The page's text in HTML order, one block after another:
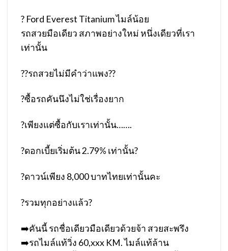
? Ford Everest Titanium ไมล์น้อย
รถสวยมือเดียว สภาพอย่างใหม่ หนึ่งเดียวที่เรา
เท่านั้น
??รถสวยไม่มีคำว่าแพง??
?ซื้อรถคันนึงไม่ใช่เรื่องยาก
?เพียงแต่ซื้อกับเราเท่านั้น…….
?ดอกเบี้ยเริ่มต้น 2.79% เท่านั้น?
?ดาวน์เพียง 8,000 บาทไทยเท่านั้นคะ
?️รวมทุกอย่างแล้ว?️
➡️คันนี้ รถชื่อเดียวมือเดียวด้วยจ้า สวยสะพรึง
➡️รถไมล์แท้วิ่ง 60,xxx KM. ไมล์แท้ล้าน